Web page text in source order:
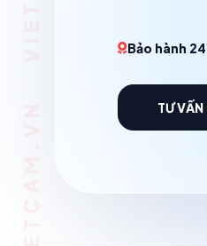
Bảo hành
TƯ VẤN